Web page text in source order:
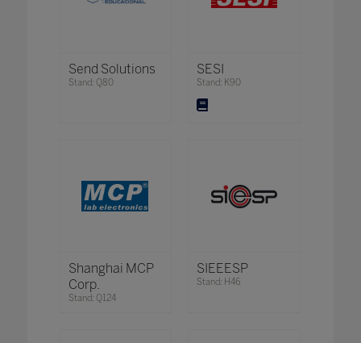
Send Solutions
Stand: Q80
SESI
Stand: K90
Shanghai MCP
Corp.
Stand: Q124
SIEEESP
Stand: H46